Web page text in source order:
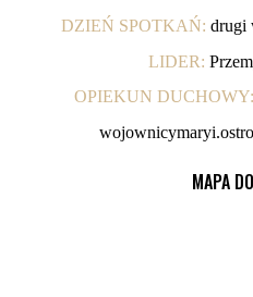
DZIEŃ SPOTKAŃ: drugi
LIDER:
OPIEKUN DUCHOWY:
MAPA